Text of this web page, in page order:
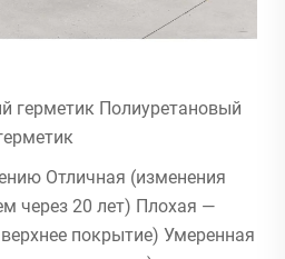
герметик Полиуретановый
Отличная (изменения
через 20 лет) Плохая —
покрытие) Умеренная